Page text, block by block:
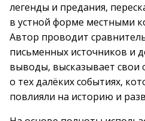
легенды и предания,
в устной форме местными
Автор проводит
письменных источников и
выводы, высказывает свои
о тех далёких событиях,
повлияли на историю и